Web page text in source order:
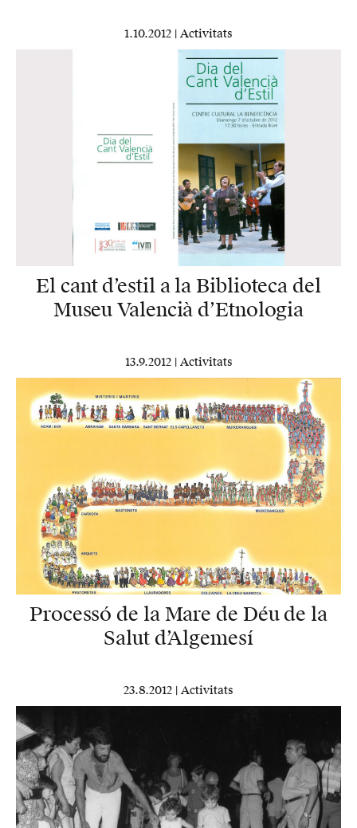
1.10.2012 | Activitats
El cant d’estil a la Biblioteca del
Museu Valencià d’Etnologia
13.9.2012 | Activitats
Processó de la Mare de Déu de la
Salut d’Algemesí
23.8.2012 | Activitats